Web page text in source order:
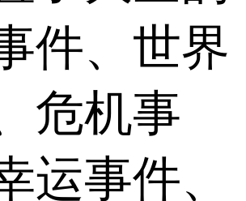
件、世界
危机事
运事件、